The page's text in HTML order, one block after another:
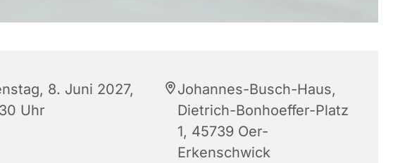
8. Juni 2027,
Uhr
Johannes-Busch-Haus,
Dietrich-Bonhoeffer-Platz
1, 45739 Oer-
Erkenschwick